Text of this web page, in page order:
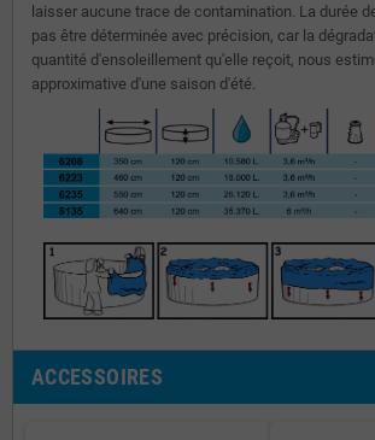
laisser aucune trace de contamination. La durée
pas être déterminée avec précision, car la
quantité d'ensoleillement qu'elle reçoit, nous
approximative d'une saison d'été.
ACCESSOIRES